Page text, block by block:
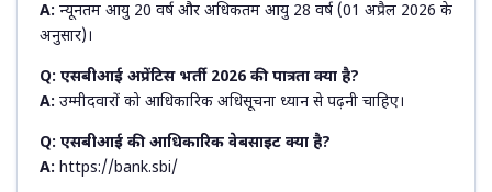
A: न्यूनतम आयु 20 वर्ष और अधिकतम आयु 28 वर्ष (01 अप्रैल 2026 के
अनुसार)।
Q: एसबीआई अप्रेंटिस भर्ती 2026 की पात्रता क्या है?
A: उम्मीदवारों को आधिकारिक अधिसूचना ध्यान से पढ़नी चाहिए।
Q: एसबीआई की आधिकारिक वेबसाइट क्या है?
A: https://bank.sbi/